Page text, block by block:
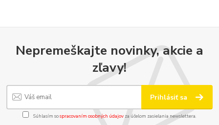
Nepremeškajte novinky, akcie a
zľavy!
Prihlásiť sa
Súhlasím sospracovaním osobných údajov za účelom zasielania newslettera.